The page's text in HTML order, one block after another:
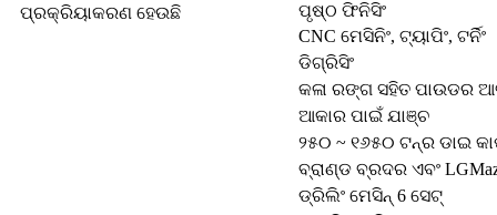
ପ୍ରକ୍ରିୟାକରଣ ହେଉଛି
ପୃଷ୍ଠ ଫିନିସିଂ
CNC ମେସିନିଂ, ଟ୍ୟାପିଂ, ଟର୍ନିଂ
ଡିଗ୍ରିସିଂ
କଳା ରଙ୍ଗ ସହିତ ପାଉଡର
ଆକାର ପାଇଁ ଯାଞ୍ଚ
୨୫୦ ~ ୧୬୫୦ ଟନ୍‌ର ଡାଇ
ବ୍ରାଣ୍ଡ ବ୍ରଦର ଏବଂ
ଡ୍ରିଲିଂ ମେସିନ୍ 6 ସେଟ୍